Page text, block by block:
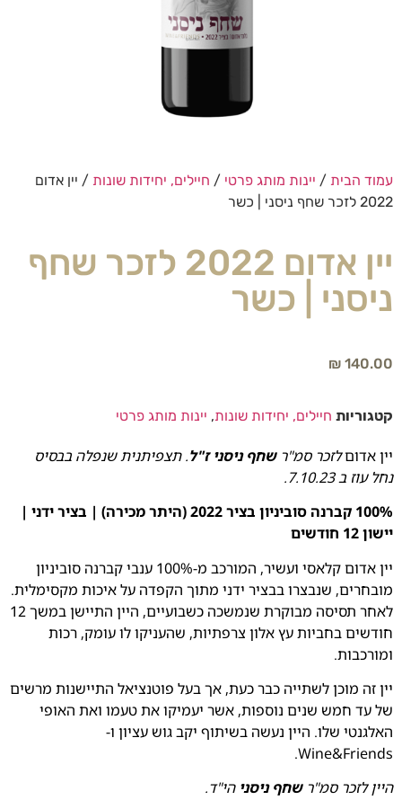
עמוד הבית / יינות מותג פרטי / חיילים, יחידות שונות / יין אדום
2022 לזכר שחף ניסני | כשר
יין אדום 2022 לזכר שחף
ניסני | כשר
₪ 140.00
קטגוריות חיילים, יחידות שונות, יינות מותג פרטי
יין אדוםלזכר סמ"רשחף ניסני ז"ל. תצפיתנית שנפלה בבסיס
נחל עוז ב 7.10.23.
100% קברנה סוביניון בציר 2022 (היתר מכירה) | בציר ידני |
יישון 12 חודשים
יין אדום קלאסי ועשיר, המורכב מ-100% ענבי קברנה סוביניון
מובחרים, שנבצרו בבציר ידני מתוך הקפדה על איכות מקסימלית.
לאחר תסיסה מבוקרת שנמשכה כשבועיים, היין התיישן במשך 12
חודשים בחביות עץ אלון צרפתיות, שהעניקו לו עומק, רכות
ומורכבות.
יין זה מוכן לשתייה כבר כעת, אך בעל פוטנציאל התיישנות מרשים
של עד חמש שנים נוספות, אשר יעמיקו את טעמו ואת האופי
האלגנטי שלו. היין נעשה בשיתוף יקב גוש עציון ו-
Wine&Friends.
היין לזכר סמ"רשחף ניסניהי"ד.